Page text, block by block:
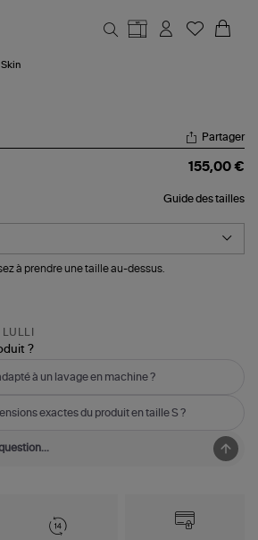
Partager
155,00 €
Guide des tailles
à prendre une taille au-dessus.
?
à un lavage en machine ?
exactes du produit en taille S ?